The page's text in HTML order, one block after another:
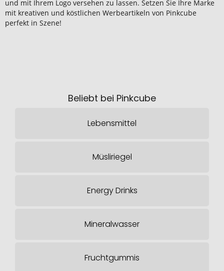
und mit Ihrem Logo versehen zu lassen. Setzen Sie Ihre Marke
mit kreativen und köstlichen Werbeartikeln von Pinkcube
perfekt in Szene!
Beliebt bei Pinkcube
Lebensmittel
Müsliriegel
Energy Drinks
Mineralwasser
Fruchtgummis